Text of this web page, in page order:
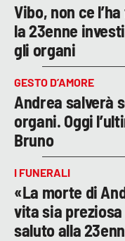
Vibo, non ce
la 23enne
gli organi
GESTO D’AMORE
Andrea salverà
organi. Oggi
Bruno
I FUNERALI
«La morte di
vita sia
saluto alla